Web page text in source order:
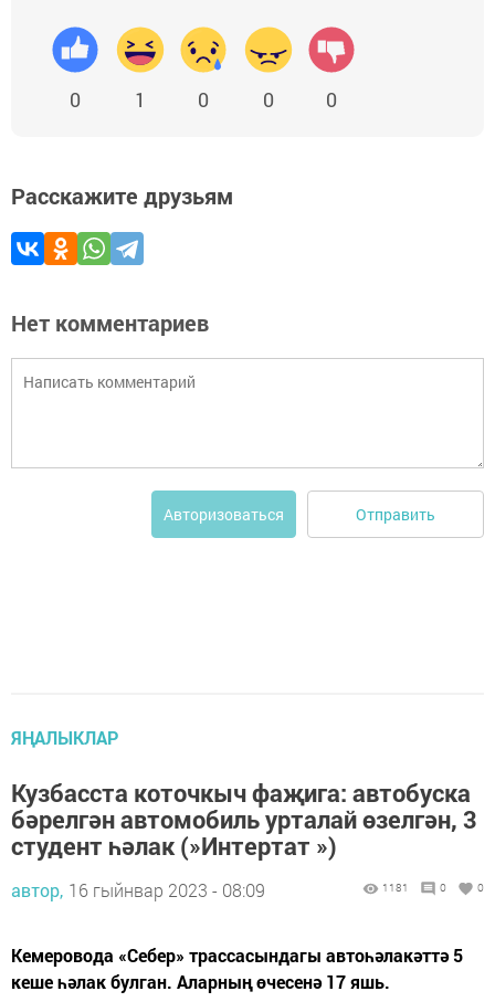
0 1 0 0 0
Расскажите друзьям
Нет комментариев
Авторизоваться Отправить
ЯҢАЛЫКЛАР
Кузбасста коточкыч фаҗига: автобуска
бәрелгән автомобиль урталай өзелгән, 3
студент һәлак (»Интертат »)
автор, 16 гыйнвар 2023 - 08:09 1181 0 0
Кемеровода «Себер» трассасындагы автоһәлакәттә 5
кеше һәлак булган. Аларның өчесенә 17 яшь.